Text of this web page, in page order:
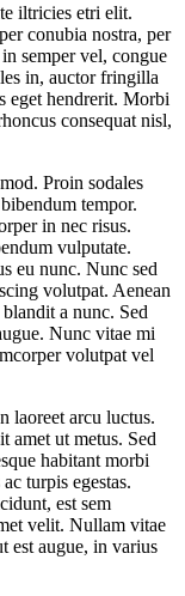
iltricies etri elit.
conubia nostra, per
semper vel, congue
in, auctor fringilla
eget hendrerit. Morbi
consequat nisl,
Proin sodales
tempor.
in nec risus.
vulputate.
eu nunc. Nunc sed
volutpat. Aenean
a nunc. Sed
Nunc vitae mi
volutpat vel
laoreet arcu luctus.
amet ut metus. Sed
habitant morbi
turpis egestas.
est sem
velit. Nullam vitae
est augue, in varius